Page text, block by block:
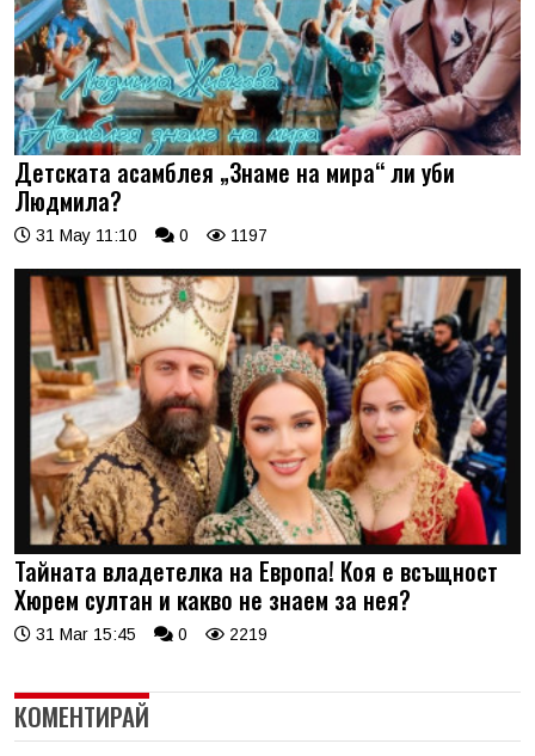
Детската асамблея „Знаме на мира“ ли уби
Людмила?
31 May 11:10 0 1197
Тайната владетелка на Европа! Коя е всъщност
Хюрем султан и какво не знаем за нея?
31 Mar 15:45 0 2219
КОМЕНТИРАЙ